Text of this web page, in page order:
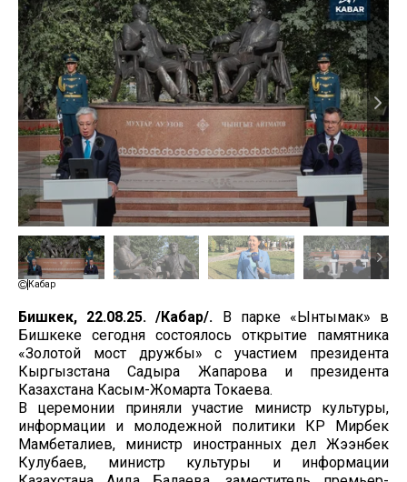
Кабар
Бишкек, 22.08.25. /Кабар/. В парке «Ынтымак» в
Бишкеке сегодня состоялось открытие памятника
«Золотой мост дружбы» с участием президента
Кыргызстана Садыра Жапарова и президента
Казахстана Касым-Жомарта Токаева.
В церемонии приняли участие министр культуры,
информации и молодежной политики КР Мирбек
Мамбеталиев, министр иностранных дел Жээнбек
Кулубаев, министр культуры и информации